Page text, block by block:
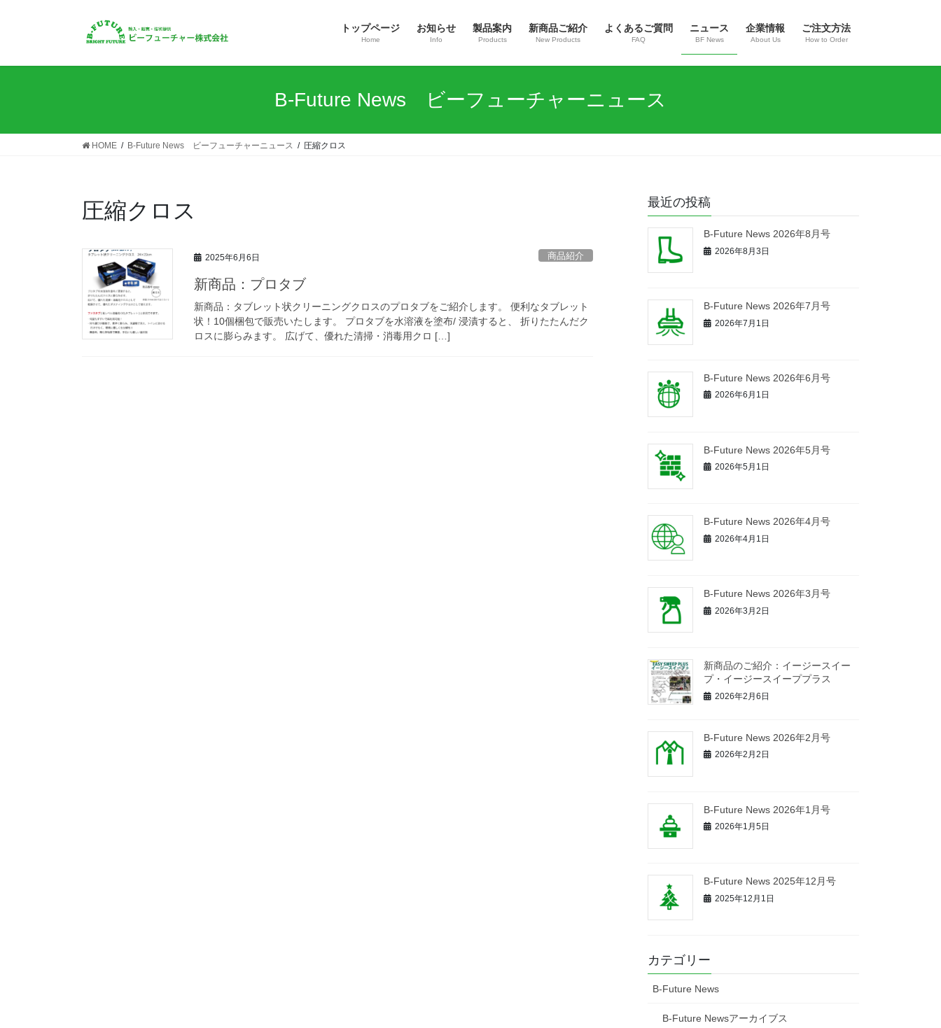
トップページ
Home
お知らせ
Info
製品案内
Products
新商品ご紹介
New Products
よくあるご質問
FAQ
ニュース
BF News
企業情報
About Us
ご注文方法
How to Order
B-Future News ビーフューチャーニュース
HOME B-Future News ビーフューチャーニュース 圧縮クロス
圧縮クロス
2025年6月6日 商品紹介
新商品：プロタブ
新商品：タブレット状クリーニングクロスのプロタブをご紹介します。 便利なタブレット
状！10個梱包で販売いたします。 プロタブを水溶液を塗布/ 浸漬すると、 折りたたんだク
ロスに膨らみます。 広げて、優れた清掃・消毒用クロ […]
最近の投稿
B-Future News 2026年8月号
2026年8月3日
B-Future News 2026年7月号
2026年7月1日
B-Future News 2026年6月号
2026年6月1日
B-Future News 2026年5月号
2026年5月1日
B-Future News 2026年4月号
2026年4月1日
B-Future News 2026年3月号
2026年3月2日
新商品のご紹介：イージースイー
プ・イージースイーププラス
2026年2月6日
B-Future News 2026年2月号
2026年2月2日
B-Future News 2026年1月号
2026年1月5日
B-Future News 2025年12月号
2025年12月1日
カテゴリー
B-Future News
B-Future Newsアーカイブス